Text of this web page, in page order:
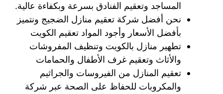
المساجد وتعقيم الفنادق بسرعة وبكفاءة عالية.
نحن أفضل شركة تعقيم منازل الضجيج ونتميز
بأفضل الأسعار وأجود المواد تعقيم الكويت
تطهير منازل بالكويت وتنظيف المفروشات
والأثاث وتعقيم غرف الأطفال والحمامات
تعقيم المنازل من الفيروسات والجراثيم
والمكروبات للحفاظ على الصحة عبر شركة